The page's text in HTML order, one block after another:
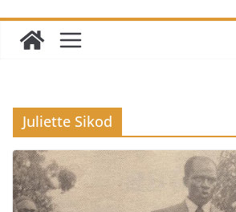
Juliette Sikod